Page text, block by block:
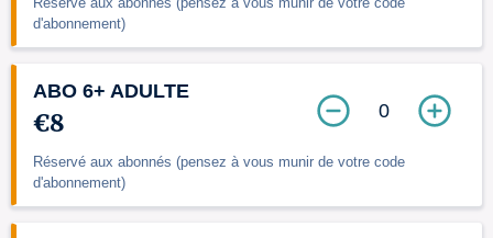
d'abonnement)
ABO 6+ ADULTE
€8
Réservé aux abonnés (pensez à vous munir de votre code
d'abonnement)
0